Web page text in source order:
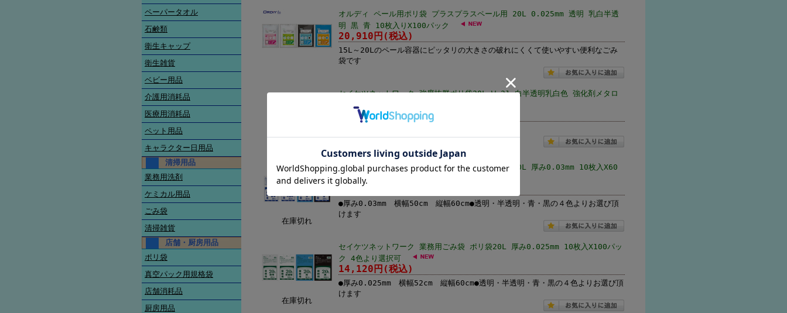
ペーパータオル
石鹸類
衛生キャップ
衛生雑貨
ベビー用品
介護用消耗品
医療用消耗品
ペット用品
キャラクター日用品
清掃用品
業務用洗剤
ケミカル用品
ごみ袋
清掃雑貨
店舗・厨房用品
ポリ袋
真空パック用規格袋
店舗消耗品
厨房用品
オルディ ペール用ポリ袋 プラスプラスペール用 20L 0.025mm 透明 乳白半透
明 黒 青 10枚入りX100パック
20,910円(税込)
15L～20Lのペール容器にピッタリの大きさの破れにくくて使いやすい便利なごみ
袋です
セイケツネットワーク 強度抜群ポリ袋20L W-21 白半透明乳白色 強化剤メタロ
セン配合 20枚入りX50パック
11,690円(税込)
在庫切れ
セイケツネットワーク 業務用ごみ袋 ポリ袋 厚手20L 厚み0.03mm 10枚入X60
パック 4色より選択可
9,380円(税込)
●厚み0.03mm 横幅50cm 縦幅60cm●透明・半透明・青・黒の４色よりお選び頂
けます
在庫切れ
セイケツネットワーク 業務用ごみ袋 ポリ袋20L 厚み0.025mm 10枚入X100パッ
ク 4色より選択可
14,120円(税込)
●厚み0.025mm 横幅52cm 縦幅60cm●透明・半透明・青・黒の４色よりお選び頂
けます